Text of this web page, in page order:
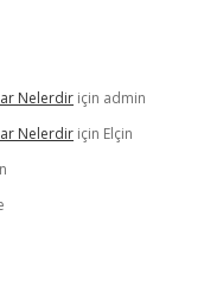
Nelerdir için admin
Nelerdir için Elçin